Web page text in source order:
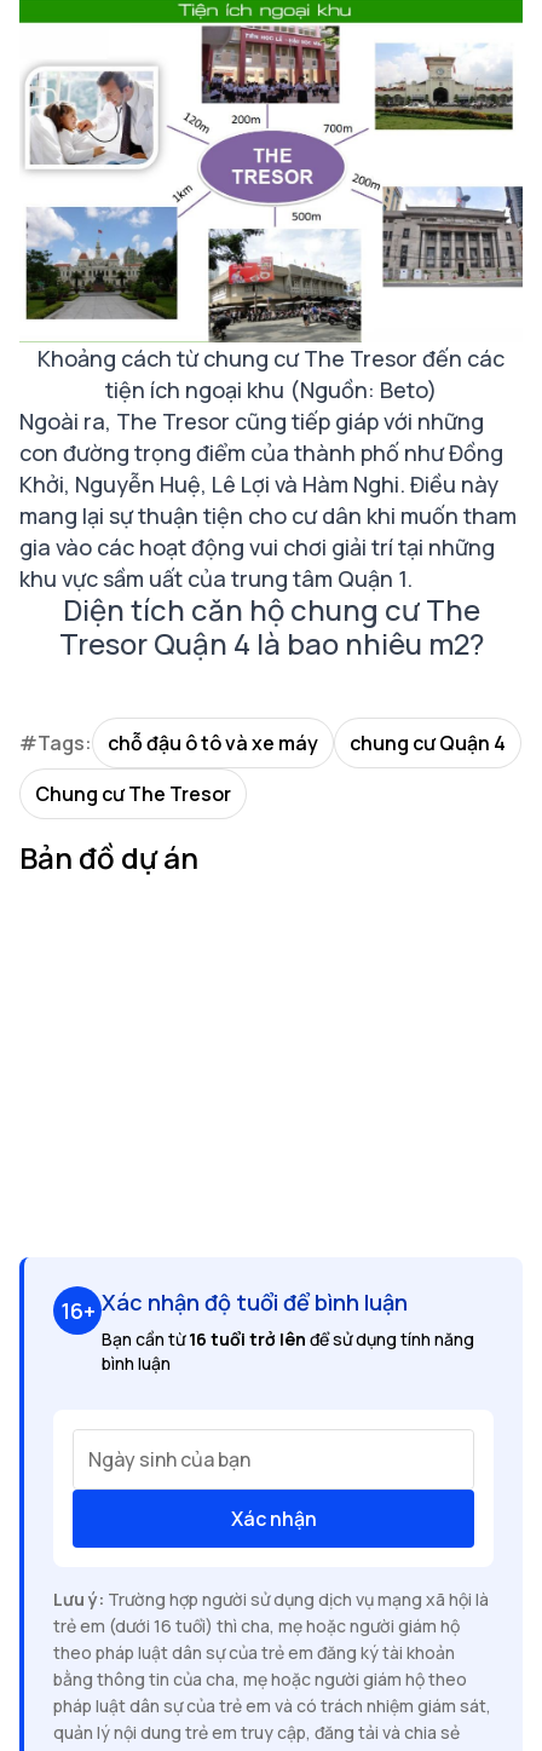
Khoảng cách từ chung cư The Tresor đến các
tiện ích ngoại khu (Nguồn: Beto)
Ngoài ra, The Tresor cũng tiếp giáp với những
con đường trọng điểm của thành phố như Đồng
Khởi, Nguyễn Huệ, Lê Lợi và Hàm Nghi. Điều này
mang lại sự thuận tiện cho cư dân khi muốn tham
gia vào các hoạt động vui chơi giải trí tại những
khu vực sầm uất của trung tâm Quận 1.
Diện tích căn hộ chung cư The
Tresor Quận 4 là bao nhiêu m2?
#Tags: chỗ đậu ô tô và xe máy
chung cư Quận 4
Chung cư The Tresor
Bản đồ dự án
16+ Xác nhận độ tuổi để bình luận
Bạn cần từ16 tuổi trở lên để sử dụng tính năng
bình luận
Ngày sinh của bạn
Xác nhận
Lưu ý: Trường hợp người sử dụng dịch vụ mạng xã hội là
trẻ em (dưới 16 tuổi) thì cha, mẹ hoặc người giám hộ
theo pháp luật dân sự của trẻ em đăng ký tài khoản
bằng thông tin của cha, mẹ hoặc người giám hộ theo
pháp luật dân sự của trẻ em và có trách nhiệm giám sát,
quản lý nội dung trẻ em truy cập, đăng tải và chia sẻ